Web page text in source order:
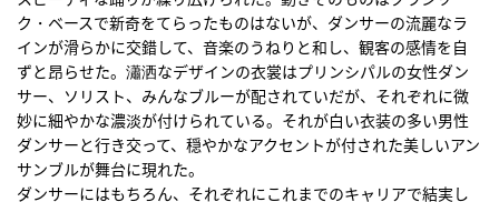
ク・ベースで新奇をてらったものはないが、ダンサーの流麗なラ
インが滑らかに交錯して、音楽のうねりと和し、観客の感情を自
ずと昂らせた。瀟洒なデザインの衣裳はプリンシパルの女性ダン
サー、ソリスト、みんなブルーが配されていだが、それぞれに微
妙に細やかな濃淡が付けられている。それが白い衣装の多い男性
ダンサーと行き交って、穏やかなアクセントが付された美しいアン
サンブルが舞台に現れた。
ダンサーにはもちろん、それぞれにこれまでのキャリアで結実し